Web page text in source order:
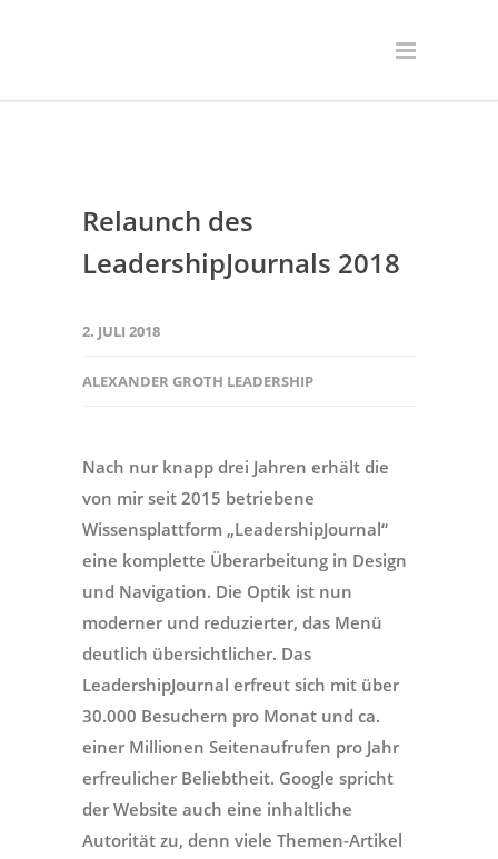
Relaunch des
LeadershipJournals 2018
2. JULI 2018
ALEXANDER GROTH LEADERSHIP
Nach nur knapp drei Jahren erhält die
von mir seit 2015 betriebene
Wissensplattform „LeadershipJournal“
eine komplette Überarbeitung in Design
und Navigation. Die Optik ist nun
moderner und reduzierter, das Menü
deutlich übersichtlicher. Das
LeadershipJournal erfreut sich mit über
30.000 Besuchern pro Monat und ca.
einer Millionen Seitenaufrufen pro Jahr
erfreulicher Beliebtheit. Google spricht
der Website auch eine inhaltliche
Autorität zu, denn viele Themen-Artikel